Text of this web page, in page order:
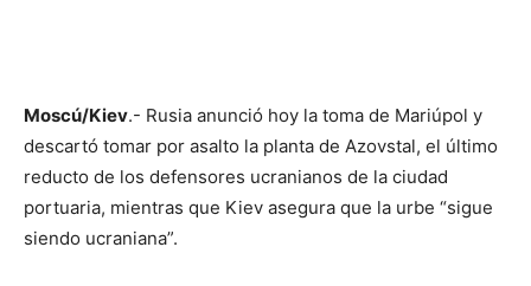
Moscú/Kiev.- Rusia anunció hoy la toma de Mariúpol y
descartó tomar por asalto la planta de Azovstal, el último
reducto de los defensores ucranianos de la ciudad
portuaria, mientras que Kiev asegura que la urbe “sigue
siendo ucraniana”.